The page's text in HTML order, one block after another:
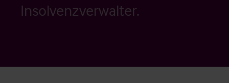
Insolvenzverwalter.